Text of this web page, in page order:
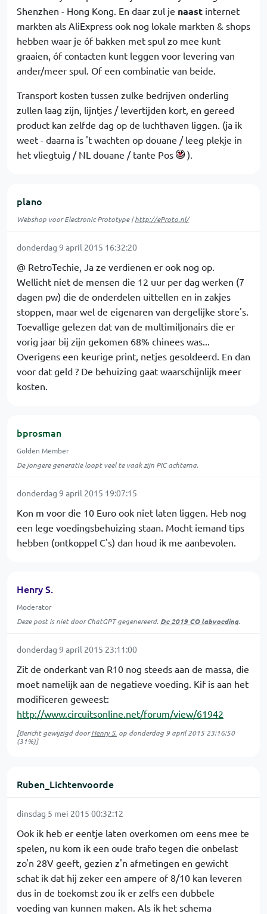
Shenzhen - Hong Kong. En daar zul je naast internet
markten als AliExpress ook nog lokale markten & shops
hebben waar je óf bakken met spul zo mee kunt
graaien, óf contacten kunt leggen voor levering van
ander/meer spul. Of een combinatie van beide.
Transport kosten tussen zulke bedrijven onderling
zullen laag zijn, lijntjes / levertijden kort, en gereed
product kan zelfde dag op de luchthaven liggen. (ja ik
weet - daarna is 't wachten op douane / leeg plekje in
het vliegtuig / NL douane / tante Pos
).
plano
Webshop voor Electronic Prototype |http://eProto.nl/
donderdag 9 april 2015 16:32:20
@ RetroTechie, Ja ze verdienen er ook nog op.
Wellicht niet de mensen die 12 uur per dag werken (7
dagen pw) die de onderdelen uittellen en in zakjes
stoppen, maar wel de eigenaren van dergelijke store's.
Toevallige gelezen dat van de multimiljonairs die er
vorig jaar bij zijn gekomen 68% chinees was...
Overigens een keurige print, netjes gesoldeerd. En dan
voor dat geld ? De behuizing gaat waarschijnlijk meer
kosten.
bprosman
Golden Member
De jongere generatie loopt veel te vaak zijn PIC achterna.
donderdag 9 april 2015 19:07:15
Kon m voor die 10 Euro ook niet laten liggen. Heb nog
een lege voedingsbehuizing staan. Mocht iemand tips
hebben (ontkoppel C's) dan houd ik me aanbevolen.
Henry S.
Moderator
Deze post is niet door ChatGPT gegenereerd. De 2019 CO labvoeding.
donderdag 9 april 2015 23:11:00
Zit de onderkant van R10 nog steeds aan de massa, die
moet namelijk aan de negatieve voeding. Kif is aan het
modificeren geweest:
http://www.circuitsonline.net/forum/view/61942
[Bericht gewijzigd doorHenry S. op donderdag 9 april 2015 23:16:50
(31%)]
Ruben_Lichtenvoorde
dinsdag 5 mei 2015 00:32:12
Ook ik heb er eentje laten overkomen om eens mee te
spelen, nu kom ik een oude trafo tegen die onbelast
zo'n 28V geeft, gezien z'n afmetingen en gewicht
schat ik dat hij zeker een ampere of 8/10 kan leveren
dus in de toekomst zou ik er zelfs een dubbele
voeding van kunnen maken. Als ik het schema